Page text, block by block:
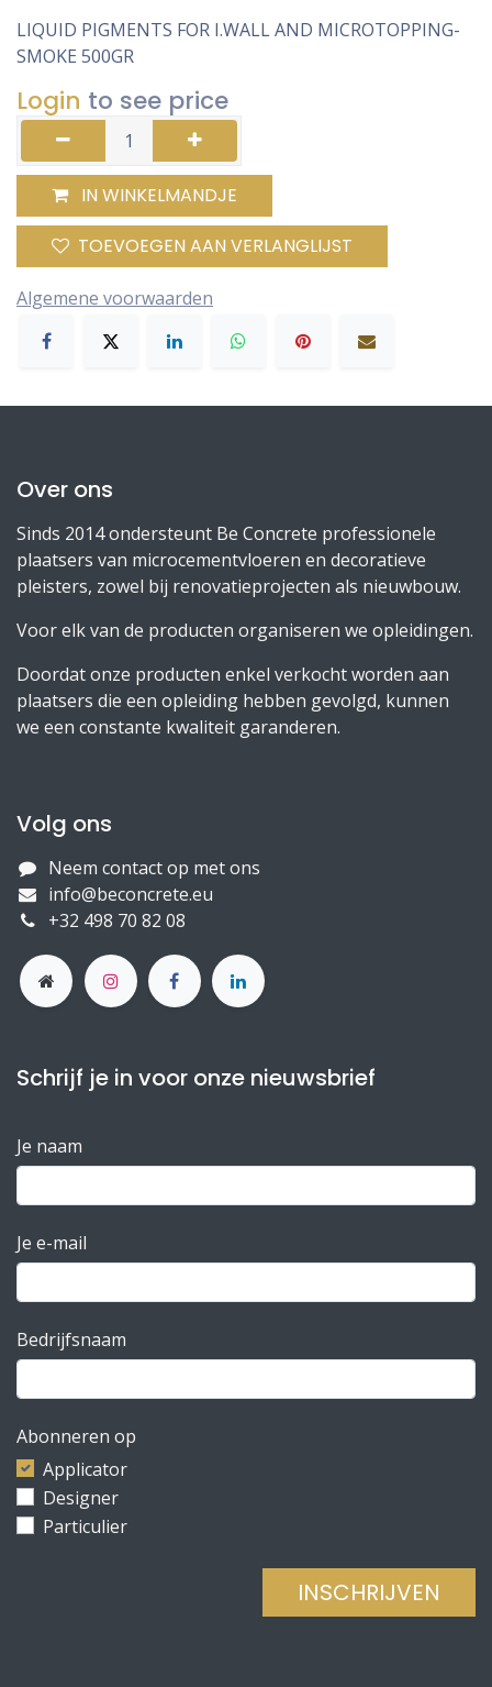
LIQUID PIGMENTS FOR I.WALL AND MICROTOPPING-
SMOKE 500GR
Login to see price
IN WINKELMANDJE
TOEVOEGEN AAN VERLANGLIJST
Algemene voorwaarden
Over ons
Sinds 2014 ondersteunt Be Concrete professionele
plaatsers van microcementvloeren en decoratieve
pleisters, zowel bij renovatieprojecten als nieuwbouw.
Voor elk van de producten organiseren we opleidingen.
Doordat onze producten enkel verkocht worden aan
plaatsers die een opleiding hebben gevolgd, kunnen
we een constante kwaliteit garanderen.
Volg ons
Neem contact op met ons
info@beconcrete.eu
+32 498 70 82 08
Schrijf je in voor onze nieuwsbrief
Je naam
Je e-mail
Bedrijfsnaam
Abonneren op
Applicator
Designer
Particulier
INSCHRIJVEN